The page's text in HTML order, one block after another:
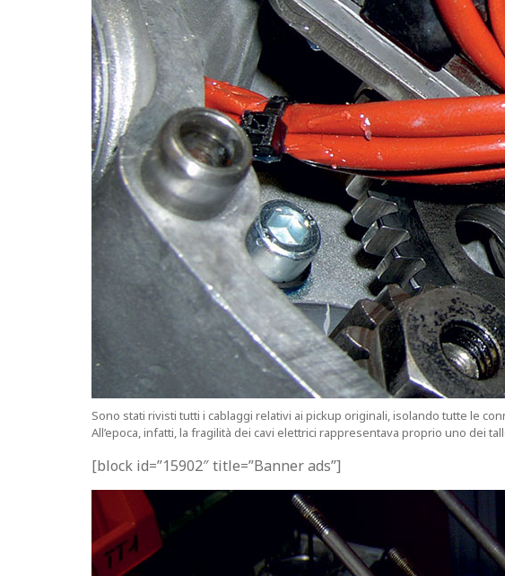
Sono stati rivisti tutti i cablaggi relativi ai pickup originali, isolando tutte le
All’epoca, infatti, la fragilità dei cavi elettrici rappresentava proprio uno dei
[block id=”15902″ title=”Banner ads”]